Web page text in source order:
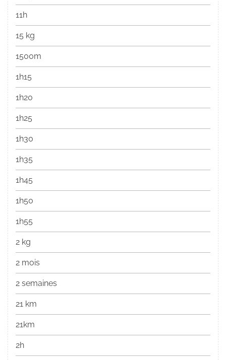
11h
15 kg
1500m
1h15
1h20
1h25
1h30
1h35
1h45
1h50
1h55
2 kg
2 mois
2 semaines
21 km
21km
2h